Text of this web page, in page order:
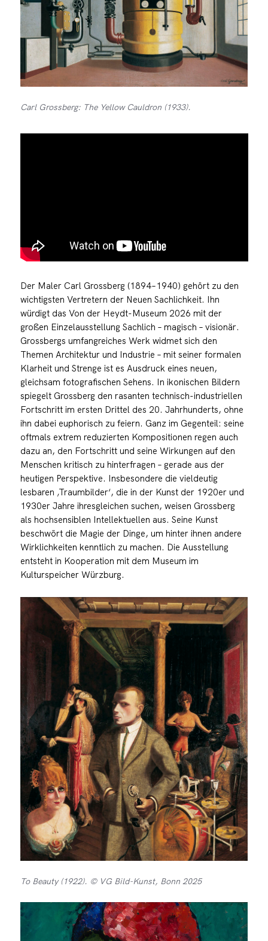
Carl Grossberg: The Yellow Cauldron (1933).
Der Maler Carl Grossberg (1894–1940) gehört zu den
wichtigsten Vertretern der Neuen Sachlichkeit. Ihn
würdigt das Von der Heydt-Museum 2026 mit der
großen Einzelausstellung Sachlich – magisch – visionär.
Grossbergs umfangreiches Werk widmet sich den
Themen Architektur und Industrie – mit seiner formalen
Klarheit und Strenge ist es Ausdruck eines neuen,
gleichsam fotografischen Sehens. In ikonischen Bildern
spiegelt Grossberg den rasanten technisch-industriellen
Fortschritt im ersten Drittel des 20. Jahrhunderts, ohne
ihn dabei euphorisch zu feiern. Ganz im Gegenteil: seine
oftmals extrem reduzierten Kompositionen regen auch
dazu an, den Fortschritt und seine Wirkungen auf den
Menschen kritisch zu hinterfragen – gerade aus der
heutigen Perspektive. Insbesondere die vieldeutig
lesbaren ‚Traumbilder‘, die in der Kunst der 1920er und
1930er Jahre ihresgleichen suchen, weisen Grossberg
als hochsensiblen Intellektuellen aus. Seine Kunst
beschwört die Magie der Dinge, um hinter ihnen andere
Wirklichkeiten kenntlich zu machen. Die Ausstellung
entsteht in Kooperation mit dem Museum im
Kulturspeicher Würzburg.
To Beauty (1922). © VG Bild-Kunst, Bonn 2025